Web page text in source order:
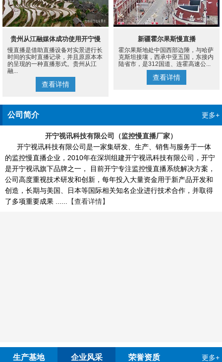
贵州从江融媒体成功使用开宁慢
直播设备案例
慢直播是借助直播设备对实景进行长
时间的实时直播记录，并且原原本本
的呈现的一种直播形式。贵州从江
融...
查看详情
新疆霍尔果斯慢直播
霍尔果斯地处中国西部边陲，与哈萨
克斯坦接壤，西承中亚五国，东接内
陆省市，是312国道、连霍高速公...
查看详情
公司简介 更多+
开宁视讯科技有限公司（监控慢直播厂家）
开宁视讯科技有限公司是一家集研发、生产、销售与服务于一体
的监控慢直播企业，2010年在深圳组建开宁视讯科技有限公司，开宁
是开宁视讯旗下品牌之一， 目前开宁专注监控慢直播系统解决方案，
公司高度重视技术研发和创新，每年投入大量资金用于新产品开发和
创造，长期与美国、日本等国际相关知名企业进行技术合作，并取得
了多项重要成果 ......
【查看详情】
生产基地 企业风采 荣誉资质 更多+